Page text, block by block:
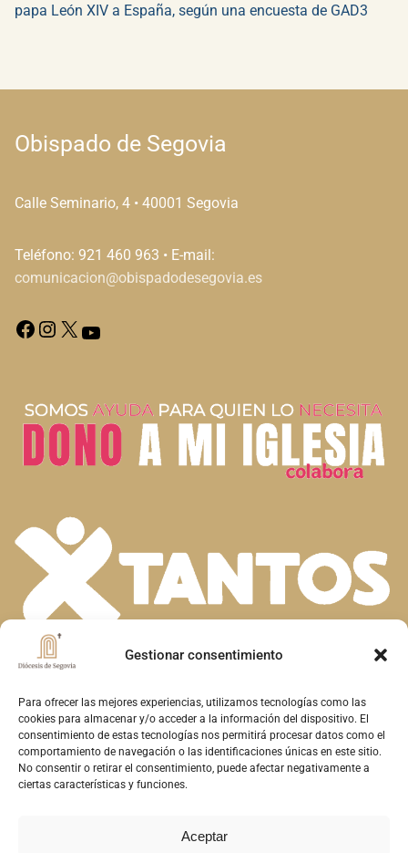
Gestionar consentimiento
Para ofrecer las mejores experiencias, utilizamos tecnologías como las
cookies para almacenar y/o acceder a la información del dispositivo. El
consentimiento de estas tecnologías nos permitirá procesar datos como el
comportamiento de navegación o las identificaciones únicas en este sitio.
No consentir o retirar el consentimiento, puede afectar negativamente a
ciertas características y funciones.
Aceptar
papa León XIV a España, según una encuesta de GAD3
Obispado de Segovia
Calle Seminario, 4 • 40001 Segovia
Teléfono: 921 460 963 • E-mail:
comunicacion@obispadodesegovia.es
En la diversidad de dones que el Espíritu
Santo concede a la Iglesia, descubrimos la
riqueza de nuestra fe. Unidos en la oración y
el servicio, construimos juntos el Reino de
Dios en Segovia, reflejando el amor y la